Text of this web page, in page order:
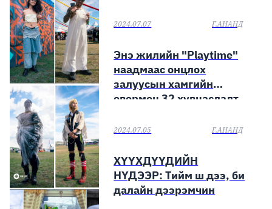
2024.07.07 Г.АНАНД
Энэ жилийн "Playtime"
наадмаас онцлох
залуусын хамгийн
өвөрмөц 32 хувцаслалт
2024.07.05 Г.АНАНД
ХҮҮХДҮҮДИЙН
НҮДЭЭР: Тийм ш дээ, би
далайн дээрэмчин